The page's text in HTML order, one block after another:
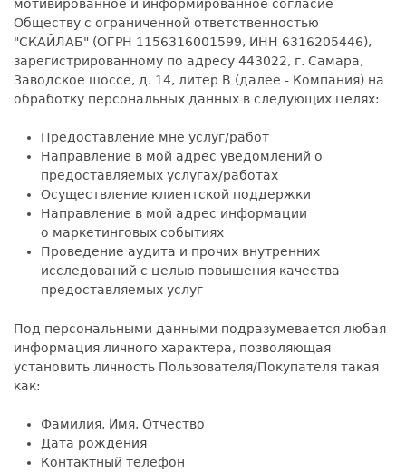
мотивированное и информированное согласие
Обществу с ограниченной ответственностью
"СКАЙЛАБ" (ОГРН 1156316001599, ИНН 6316205446),
зарегистрированному по адресу 443022, г. Самара,
Заводское шоссе, д. 14, литер В (далее - Компания) на
обработку персональных данных в следующих целях:
Предоставление мне услуг/работ
Направление в мой адрес уведомлений о
предоставляемых услугах/работах
Осуществление клиентской поддержки
Направление в мой адрес информации
о маркетинговых событиях
Проведение аудита и прочих внутренних
исследований с целью повышения качества
предоставляемых услуг
Под персональными данными подразумевается любая
информация личного характера, позволяющая
установить личность Пользователя/Покупателя такая
как:
Фамилия, Имя, Отчество
Дата рождения
Контактный телефон